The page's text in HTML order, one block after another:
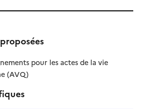
pour les actes de la vie
(AVQ)
: disponible
: non disponible